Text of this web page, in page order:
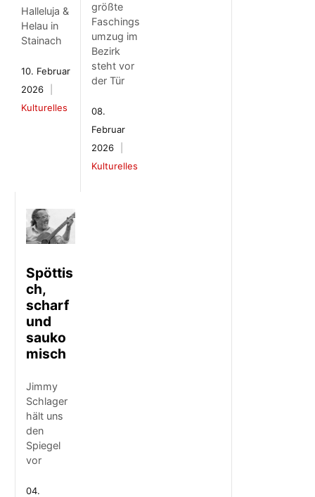
Halleluja &
Helau in
Stainach
10. Februar
2026
Kulturelles
größte
Faschings
umzug im
Bezirk
steht vor
der Tür
08.
Februar
2026
Kulturelles
Spöttis
ch,
scharf
und
sauko
misch
Jimmy
Schlager
hält uns
den
Spiegel
vor
04.